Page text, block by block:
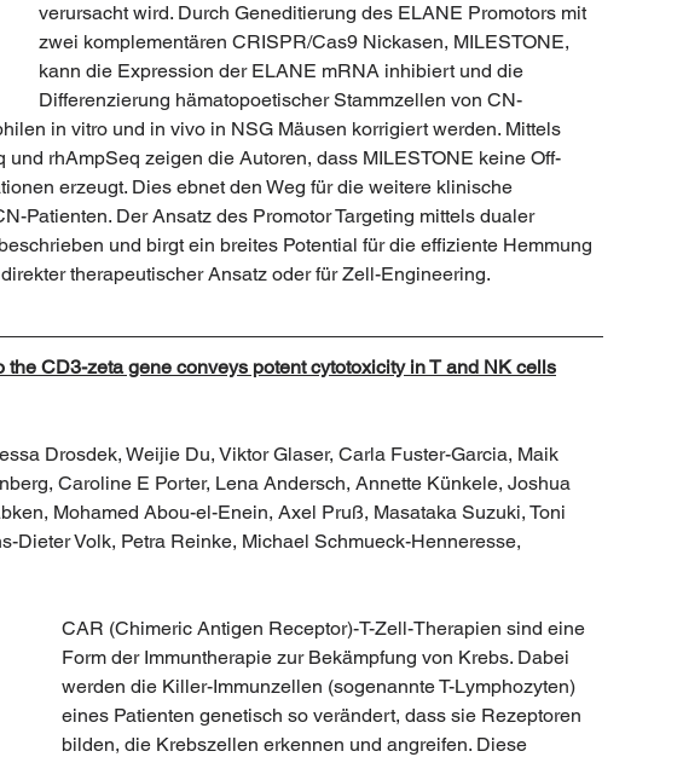
verursacht wird. Durch Geneditierung des ELANE Promotors mit
zwei komplementären CRISPR/Cas9 Nickasen, MILESTONE,
kann die Expression der ELANE mRNA inhibiert und die
Differenzierung hämatopoetischer Stammzellen von CN-
in vitro und in vivo in NSG Mäusen korrigiert werden. Mittels
und rhAmpSeq zeigen die Autoren, dass MILESTONE keine Off-
erzeugt. Dies ebnet den Weg für die weitere klinische
Patienten. Der Ansatz des Promotor Targeting mittels dualer
und birgt ein breites Potential für die effiziente Hemmung
therapeutischer Ansatz oder für Zell-Engineering.
the CD3-zeta gene conveys potent cytotoxicity in T and NK cells
Drosdek, Weijie Du, Viktor Glaser, Carla Fuster-Garcia, Maik
Caroline E Porter, Lena Andersch, Annette Künkele, Joshua
Mohamed Abou-el-Enein, Axel Pruß, Masataka Suzuki, Toni
Dieter Volk, Petra Reinke, Michael Schmueck-Henneresse,
CAR (Chimeric Antigen Receptor)-T-Zell-Therapien sind eine
Form der Immuntherapie zur Bekämpfung von Krebs. Dabei
werden die Killer-Immunzellen (sogenannte T-Lymphozyten)
eines Patienten genetisch so verändert, dass sie Rezeptoren
bilden, die Krebszellen erkennen und angreifen. Diese